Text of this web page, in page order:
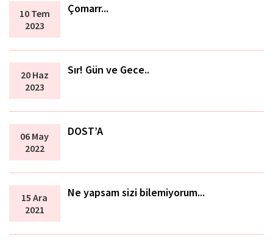
10 Tem
2023
Çomarr...
20 Haz
2023
Sır! Gün ve Gece..
06 May
2022
DOST’A
15 Ara
2021
Ne yapsam sizi bilemiyorum...